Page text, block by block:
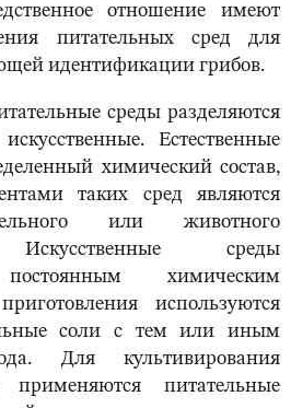
отношение имеют
питательных сред для
идентификации грибов.
среды разделяются
Естественные
химический состав,
таких сред являются
или животного
Искусственные среды
постоянным химическим
используются
соли с тем или иным
Для культивирования
питательные